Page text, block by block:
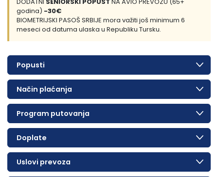
godina) -30€
BIOMETRIJSKI PASOŠ SRBIJE mora važiti još minimum 6
meseci od datuma ulaska u Republiku Tursku.
Popusti
Način plaćanja
Program putovanja
Doplate
Uslovi prevoza